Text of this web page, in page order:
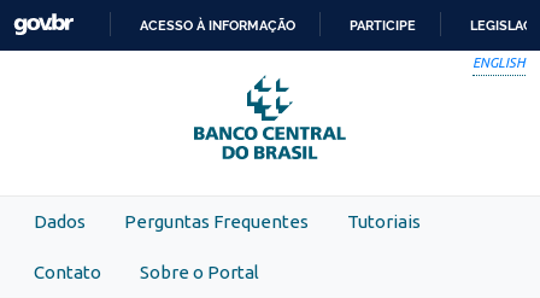
Skip to main content
PARA
O
CONTEÚDO
ACESSO À INFORMAÇÃO PARTICIPE
ENGLISH
Dados Perguntas Frequentes Tutoriais
Contato Sobre o Portal